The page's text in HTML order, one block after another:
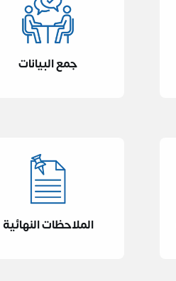
جمع البيانات
الملاحظات النهائية